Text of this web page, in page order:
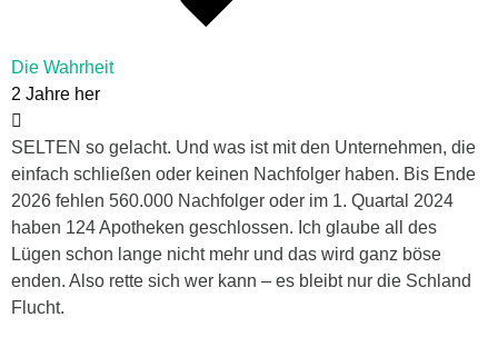
Die Wahrheit
2 Jahre her
SELTEN so gelacht. Und was ist mit den Unternehmen, die
einfach schließen oder keinen Nachfolger haben. Bis Ende
2026 fehlen 560.000 Nachfolger oder im 1. Quartal 2024
haben 124 Apotheken geschlossen. Ich glaube all des
Lügen schon lange nicht mehr und das wird ganz böse
enden. Also rette sich wer kann – es bleibt nur die Schland
Flucht.